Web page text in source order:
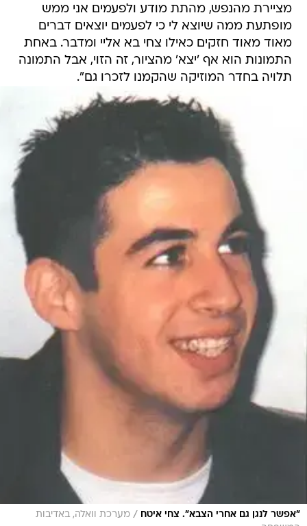
מציירת מהנפש, מהתת מודע ולפעמים אני ממש
מופתעת ממה שיוצא לי כי לפעמים יוצאים דברים
מאוד מאוד חזקים כאילו צחי בא אליי ומדבר. באחת
התמונות הוא אף 'יצא' מהציור, זה הזוי, אבל התמונה
תלויה בחדר המוזיקה שהקמנו לזכרו גם".
"אפשר לנגן גם אחרי הצבא". צחי איטח / מערכת וואלה, באדיבות